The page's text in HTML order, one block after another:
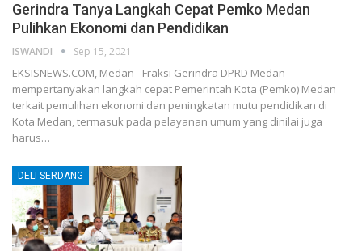
Gerindra Tanya Langkah Cepat Pemko Medan
Pulihkan Ekonomi dan Pendidikan
ISWANDI Sep 15, 2021
EKSISNEWS.COM, Medan - Fraksi Gerindra DPRD Medan
mempertanyakan langkah cepat Pemerintah Kota (Pemko) Medan
terkait pemulihan ekonomi dan peningkatan mutu pendidikan di
Kota Medan, termasuk pada pelayanan umum yang dinilai juga
harus…
DELI SERDANG